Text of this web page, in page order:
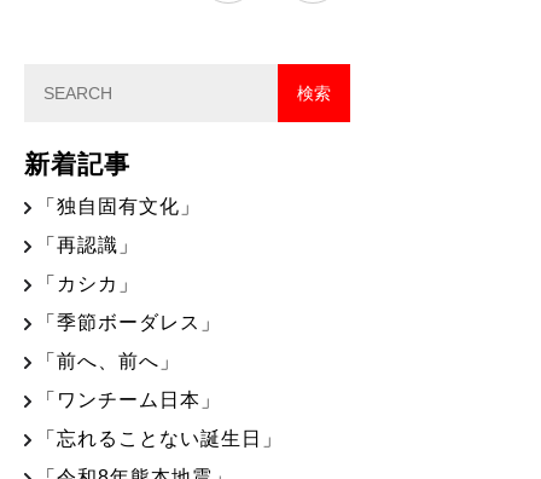
新着記事
「独自固有文化」
「再認識」
「カシカ」
「季節ボーダレス」
「前へ、前へ」
「ワンチーム日本」
「忘れることない誕生日」